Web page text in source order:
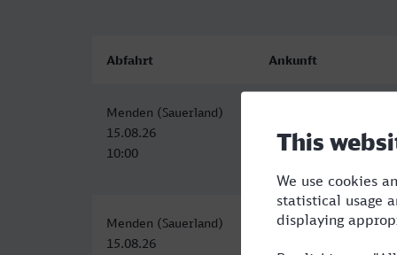
Abfahrt Ankunft
Menden (Sauerland)
15.08.26
10:00
15.08.26
15:13
Menden (Sauerland)
15.08.26
Halle (Saale) Hbf